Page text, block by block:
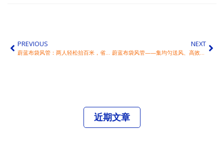
PREVIOUS
蔚蓝布袋风管：两人轻松抬百米，省工省时改写通风安装逻辑
NEXT
蔚蓝布袋风管——集均匀送风、高效节能、便捷清洗三大优势于一身
近期文章